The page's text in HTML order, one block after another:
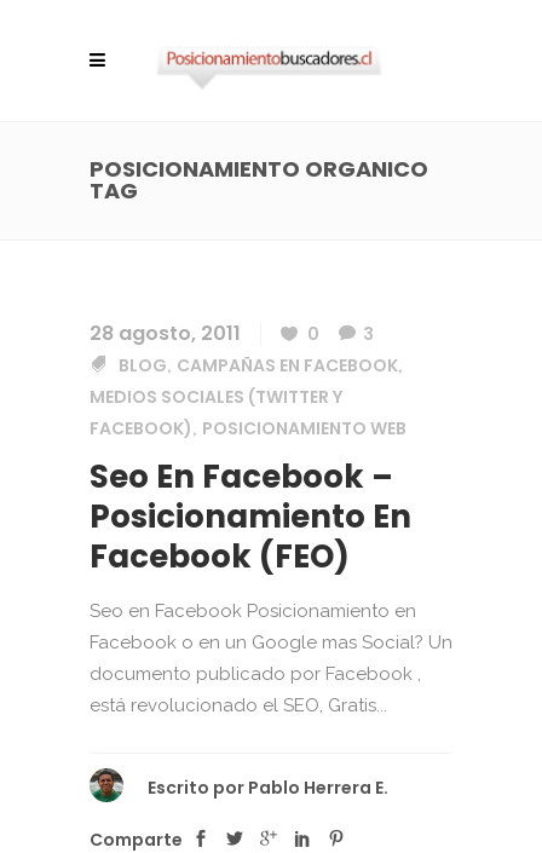
POSICIONAMIENTO ORGANICO
TAG
28 agosto, 2011 0
3
BLOG, CAMPAÑAS EN FACEBOOK,
MEDIOS SOCIALES (TWITTER Y
FACEBOOK), POSICIONAMIENTO WEB
Seo En Facebook –
Posicionamiento En
Facebook (FEO)
Seo en Facebook Posicionamiento en
Facebook o en un Google mas Social? Un
documento publicado por Facebook ,
está revolucionado el SEO, Gratis...
Escrito por Pablo Herrera E.
Comparte